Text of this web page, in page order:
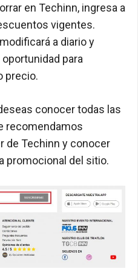
en Techinn, ingresa a
vigentes.
a diario y
para
precio.
conocer todas las
recomendamos
de Techinn y conocer
promocional del sitio.